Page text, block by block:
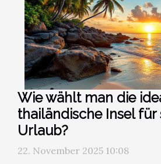
Wie wählt man die
thailändische Insel für
Urlaub?
22. November 2025 10:08